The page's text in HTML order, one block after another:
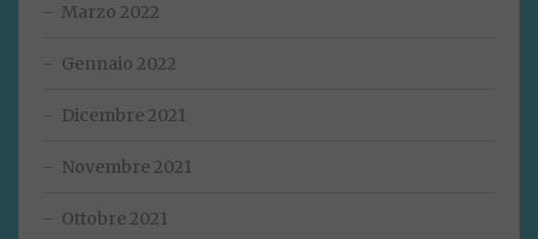
Marzo 2022
Gennaio 2022
Dicembre 2021
Novembre 2021
Ottobre 2021